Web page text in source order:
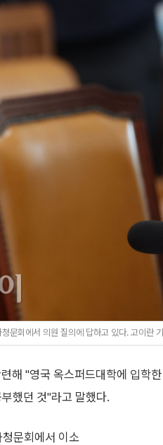
문회에서 의원 질의에 답하고 있다. 고이
해 "영국 옥스퍼드대학에 입학한
했던 것"라고 말했다.
문회에서 이소